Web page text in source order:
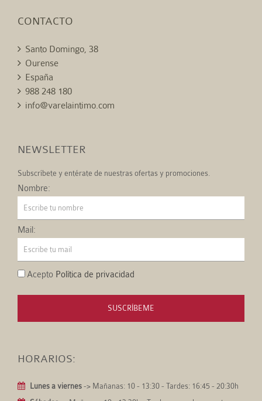
CONTACTO
Santo Domingo, 38
Ourense
España
988 248 180
info@varelaintimo.com
NEWSLETTER
Subscríbete y entérate de nuestras ofertas y promociones.
Nombre:
Mail:
Acepto Política de privacidad
SUSCRÍBEME
HORARIOS:
Lunes a viernes -> Mañanas: 10 - 13:30 - Tardes: 16:45 - 20:30h